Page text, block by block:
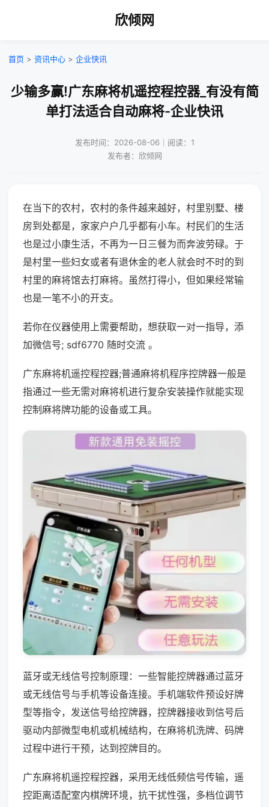
欣倾网
首页 > 资讯中心 > 企业快讯
少输多赢!广东麻将机遥控程控器_有没有简
单打法适合自动麻将-企业快讯
发布时间：2026-08-06｜阅读：1
发布者：欣倾网
在当下的农村，农村的条件越来越好，村里别墅、楼
房到处都是，家家户户几乎都有小车。村民们的生活
也是过小康生活，不再为一日三餐为而奔波劳碌。于
是村里一些妇女或者有退休金的老人就会时不时的到
村里的麻将馆去打麻将。虽然打得小，但如果经常输
也是一笔不小的开支。
若你在仪器使用上需要帮助，想获取一对一指导，添
加微信号; sdf6770 随时交流 。
广东麻将机遥控程控器;普通麻将机程序控牌器一般是
指通过一些无需对麻将机进行复杂安装操作就能实现
控制麻将牌功能的设备或工具。
蓝牙或无线信号控制原理：一些智能控牌器通过蓝牙
或无线信号与手机等设备连接。手机端软件预设好牌
型等指令，发送信号给控牌器，控牌器接收到信号后
驱动内部微型电机或机械结构，在麻将机洗牌、码牌
过程中进行干预，达到控牌目的。
广东麻将机遥控程控器，采用无线低频信号传输，遥
控距离适配室内棋牌环境，抗干扰性强，多档位调节